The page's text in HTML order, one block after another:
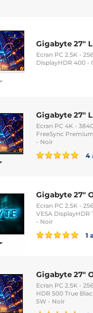
Gigabyte 27"
Ecran PC 2.5K -
DisplayHDR 400 -
Gigabyte 27"
Ecran PC 4K -
FreeSync
- Noir
4
Gigabyte 27"
Ecran PC 2.5K -
VESA
- Noir
1
Gigabyte 27"
Ecran PC 2.5K -
HDR 500 True
5W - Noir